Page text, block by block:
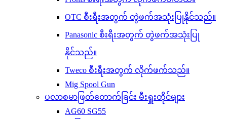
OTC စီးရီးအတွက် တွဲဖက်အသုံးပြုနိုင်သည်။
Panasonic စီးရီးအတွက် တွဲဖက်အသုံးပြု
နိုင်သည်။
Tweco စီးရီးအတွက် လိုက်ဖက်သည်။
Mig Spool Gun
ပလာစမာဖြတ်တောက်ခြင်း မီးရှူးတိုင်များ
AG60 SG55